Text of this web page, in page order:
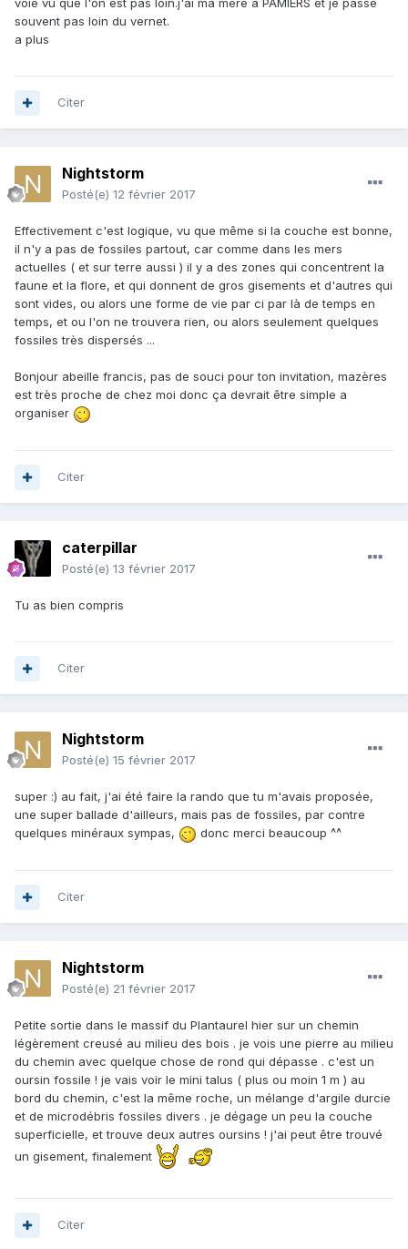
voie vu que l'on est pas loin.j'ai ma mere a PAMIERS et je passe
souvent pas loin du vernet.
a plus
Citer
Nightstorm
Posté(e) 12 février 2017
Effectivement c'est logique, vu que même si la couche est bonne,
il n'y a pas de fossiles partout, car comme dans les mers
actuelles ( et sur terre aussi ) il y a des zones qui concentrent la
faune et la flore, et qui donnent de gros gisements et d'autres qui
sont vides, ou alors une forme de vie par ci par là de temps en
temps, et ou l'on ne trouvera rien, ou alors seulement quelques
fossiles très dispersés ...
Bonjour abeille francis, pas de souci pour ton invitation, mazères
est très proche de chez moi donc ça devrait être simple a
organiser
Citer
caterpillar
Posté(e) 13 février 2017
Tu as bien compris
Citer
Nightstorm
Posté(e) 15 février 2017
super :) au fait, j'ai été faire la rando que tu m'avais proposée,
une super ballade d'ailleurs, mais pas de fossiles, par contre
quelques minéraux sympas,
donc merci beaucoup ^^
Citer
Nightstorm
Posté(e) 21 février 2017
Petite sortie dans le massif du Plantaurel hier sur un chemin
légèrement creusé au milieu des bois . je vois une pierre au milieu
du chemin avec quelque chose de rond qui dépasse . c'est un
oursin fossile ! je vais voir le mini talus ( plus ou moin 1 m ) au
bord du chemin, c'est la même roche, un mélange d'argile durcie
et de microdébris fossiles divers . je dégage un peu la couche
superficielle, et trouve deux autres oursins ! j'ai peut être trouvé
un gisement, finalement
Citer